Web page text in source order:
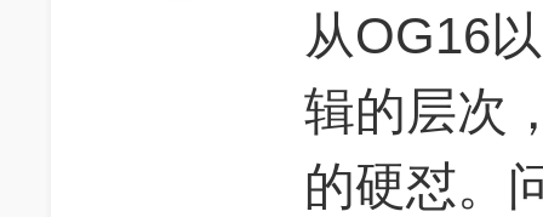
从OG16
辑的层次
的硬怼。